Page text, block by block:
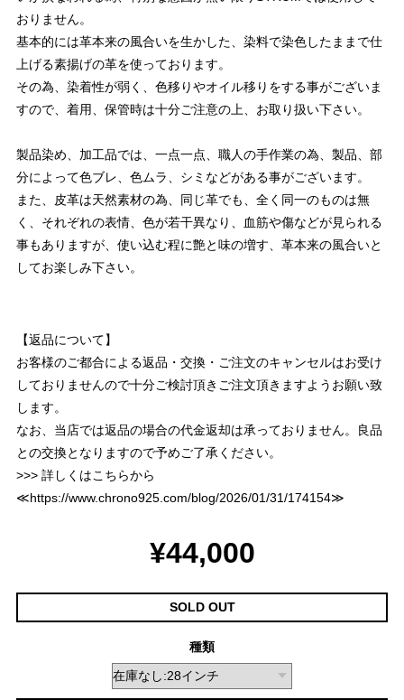
おりません。
基本的には革本来の風合いを生かした、染料で染色したままで仕
上げる素揚げの革を使っております。
その為、染着性が弱く、色移りやオイル移りをする事がございま
すので、着用、保管時は十分ご注意の上、お取り扱い下さい。
製品染め、加工品では、一点一点、職人の手作業の為、製品、部
分によって色ブレ、色ムラ、シミなどがある事がございます。
また、皮革は天然素材の為、同じ革でも、全く同一のものは無
く、それぞれの表情、色が若干異なり、血筋や傷などが見られる
事もありますが、使い込む程に艶と味の増す、革本来の風合いと
してお楽しみ下さい。
【返品について】
お客様のご都合による返品・交換・ご注文のキャンセルはお受け
しておりませんので十分ご検討頂きご注文頂きますようお願い致
します。
なお、当店では返品の場合の代金返却は承っておりません。良品
との交換となりますので予めご了承ください。
>>> 詳しくはこちらから
≪https://www.chrono925.com/blog/2026/01/31/174154≫
¥44,000
SOLD OUT
種類